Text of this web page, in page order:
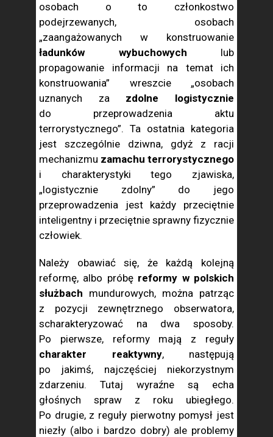
osobach o to członkostwo
podejrzewanych, osobach
„zaangażowanych w konstruowanie
ładunków wybuchowych lub
propagowanie informacji na temat ich
konstruowania” wreszcie „osobach
uznanych za zdolne logistycznie
do przeprowadzenia aktu
terrorystycznego”. Ta ostatnia kategoria
jest szczególnie dziwna, gdyż z racji
mechanizmu zamachu terrorystycznego
i charakterystyki tego zjawiska,
„logistycznie zdolny” do jego
przeprowadzenia jest każdy przeciętnie
inteligentny i przeciętnie sprawny fizycznie
człowiek.
Należy obawiać się, że każdą kolejną
reformę, albo próbę reformy w polskich
służbach mundurowych, można patrząc
z pozycji zewnętrznego obserwatora,
scharakteryzować na dwa sposoby.
Po pierwsze, reformy mają z reguły
charakter reaktywny, następują
po jakimś, najczęściej niekorzystnym
zdarzeniu. Tutaj wyraźne są echa
głośnych spraw z roku ubiegłego.
Po drugie, z reguły pierwotny pomysł jest
niezły (albo i bardzo dobry) ale problemy